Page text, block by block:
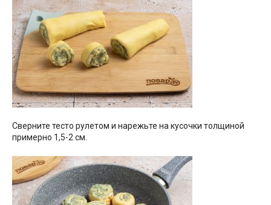
Сверните тесто рулетом и нарежьте на кусочки толщиной
примерно 1,5-2 см.